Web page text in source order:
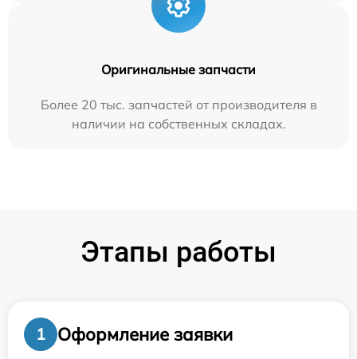
Оригинальные запчасти
Более 20 тыс. запчастей от производителя в
наличии на собственных складах.
Этапы работы
1
Оформление заявки